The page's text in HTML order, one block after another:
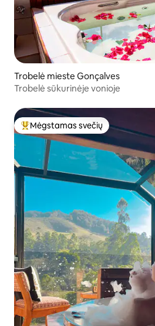
Trobelė mieste Gonçalves
Trobelė sūkurinėje vonioje
Svečių mėgstamiausias
Mėgstamas svečių